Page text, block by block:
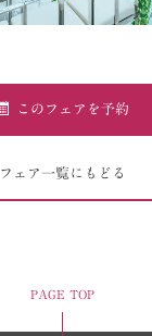
このフェアを予約
フェア一覧にもどる
PAGE TOP